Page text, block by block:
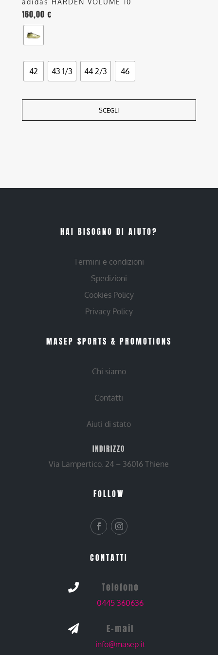
adidas HARDEN VOLUME 10
160,00 €
42 43 1/3 44 2/3 46
SCEGLI
HAI BISOGNO DI AIUTO?
Termini e condizioni
Spedizioni
Cookies Policy
Privacy Policy
MASEP SPORTS & PROMOTIONS
Chi siamo
Contatti
Aiuti di stato
INDIRIZZO
Via Lampertico, 24 – 36016 Thiene
FOLLOW
CONTATTI
 Telefono
0445 360636
 E-mail
info@masep.it